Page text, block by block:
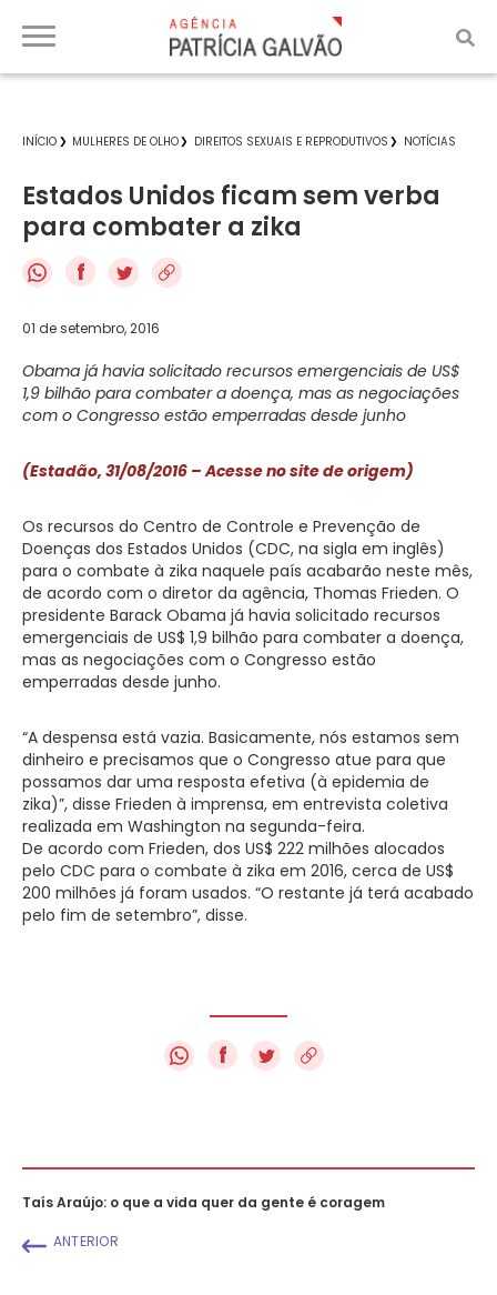
INÍCIO MULHERES DE OLHO DIREITOS SEXUAIS E REPRODUTIVOS NOTÍCIAS
Estados Unidos ficam sem verba
para combater a zika
f
01 de setembro, 2016
Obama já havia solicitado recursos emergenciais de US$
1,9 bilhão para combater a doença, mas as negociações
com o Congresso estão emperradas desde junho
(Estadão, 31/08/2016 – Acesse no site de origem)
Os recursos do Centro de Controle e Prevenção de
Doenças dos Estados Unidos (CDC, na sigla em inglês)
para o combate à zika naquele país acabarão neste mês,
de acordo com o diretor da agência, Thomas Frieden. O
presidente Barack Obama já havia solicitado recursos
emergenciais de US$ 1,9 bilhão para combater a doença,
mas as negociações com o Congresso estão
emperradas desde junho.
“A despensa está vazia. Basicamente, nós estamos sem
dinheiro e precisamos que o Congresso atue para que
possamos dar uma resposta efetiva (à epidemia de
zika)”, disse Frieden à imprensa, em entrevista coletiva
realizada em Washington na segunda-feira.
De acordo com Frieden, dos US$ 222 milhões alocados
pelo CDC para o combate à zika em 2016, cerca de US$
200 milhões já foram usados. “O restante já terá acabado
pelo fim de setembro”, disse.
f
Taís Araújo: o que a vida quer da gente é coragem
ANTERIOR